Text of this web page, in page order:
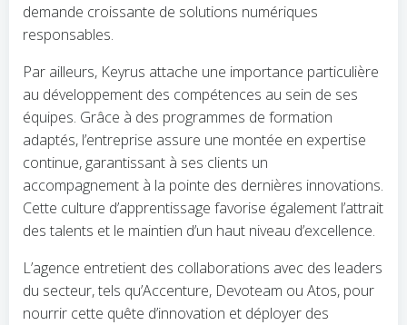
demande croissante de solutions numériques
responsables.
Par ailleurs, Keyrus attache une importance particulière
au développement des compétences au sein de ses
équipes. Grâce à des programmes de formation
adaptés, l’entreprise assure une montée en expertise
continue, garantissant à ses clients un
accompagnement à la pointe des dernières innovations.
Cette culture d’apprentissage favorise également l’attrait
des talents et le maintien d’un haut niveau d’excellence.
L’agence entretient des collaborations avec des leaders
du secteur, tels qu’Accenture, Devoteam ou Atos, pour
nourrir cette quête d’innovation et déployer des